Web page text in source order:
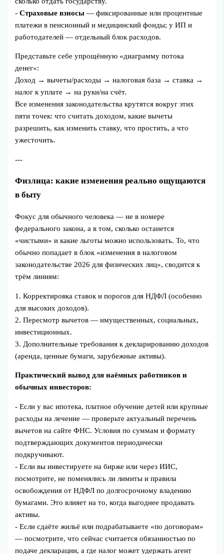
-Страховые взносы — фиксированные или процентные
платежи в пенсионный и медицинский фонды; у ИП и
работодателей — отдельный блок расходов.
Представьте себе упрощённую «диаграмму потока
денег»:
Доход → вычеты/расходы → налоговая база → ставка →
налог к уплате → на руки/на счёт.
Все изменения законодательства крутятся вокруг этих
пяти точек: что считать доходом, какие вычеты
разрешить, как изменить ставку, что простить, а что
ужесточить.
---
Физлица: какие изменения реально ощущаются
в быту
Фокус для обычного человека — не в номере
федерального закона, а в том, сколько останется
«чистыми» и какие льготы можно использовать. То, что
обычно попадает в блок «изменения в налоговом
законодательстве 2026 для физических лиц», сводится к
трём линиям:
1. Корректировка ставок и порогов для НДФЛ (особенно
для высоких доходов).
2. Пересмотр вычетов — имущественных, социальных,
инвестиционных.
3. Дополнительные требования к декларированию доходов
(аренда, ценные бумаги, зарубежные активы).
Практический вывод для наёмных работников и
обычных инвесторов:
- Если у вас ипотека, платное обучение детей или крупные
расходы на лечение — проверьте актуальный перечень
вычетов на сайте ФНС. Условия по суммам и формату
подтверждающих документов периодически
подкручивают.
- Если вы инвестируете на бирже или через ИИС,
посмотрите, не поменялись ли лимиты и правила
освобождения от НДФЛ по долгосрочному владению
бумагами. Это влияет на то, когда выгоднее продавать
активы.
- Если сдаёте жильё или подрабатываете «по договорам»
— посмотрите, что сейчас считается обязанностью по
подаче декларации, а где налог может удержать агент